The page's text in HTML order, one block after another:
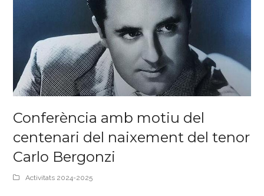
Conferència amb motiu del
centenari del naixement del tenor
Carlo Bergonzi
Activitats 2024-2025